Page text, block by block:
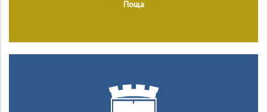
Поща